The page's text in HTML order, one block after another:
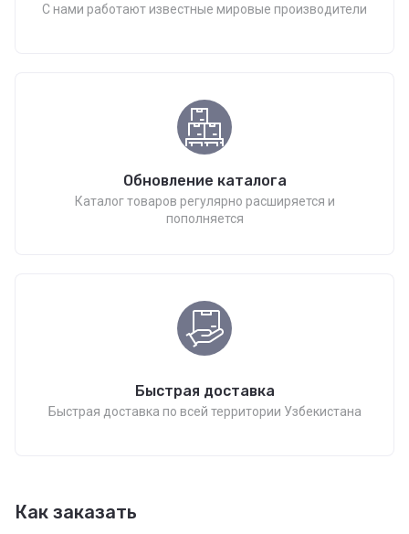
С нами работают известные мировые производители
Обновление каталога
Каталог товаров регулярно расширяется и
пополняется
Быстрая доставка
Быстрая доставка по всей территории Узбекистана
Как заказать